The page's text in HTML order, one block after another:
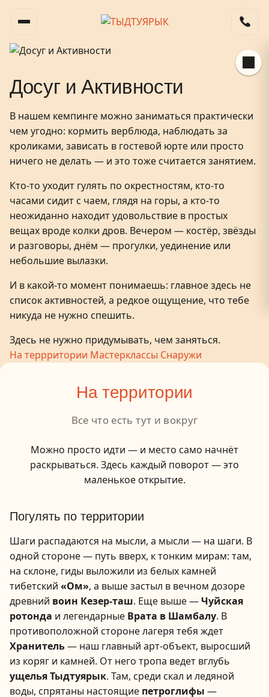
Досуг и Активности
В нашем кемпинге можно заниматься практически
чем угодно: кормить верблюда, наблюдать за
кроликами, зависать в гостевой юрте или просто
ничего не делать — и это тоже считается занятием.
Кто-то уходит гулять по окрестностям, кто-то
часами сидит с чаем, глядя на горы, а кто-то
неожиданно находит удовольствие в простых
вещах вроде колки дров. Вечером — костёр, звёзды
и разговоры, днём — прогулки, уединение или
небольшие вылазки.
И в какой-то момент понимаешь: главное здесь не
список активностей, а редкое ощущение, что тебе
никуда не нужно спешить.
Здесь не нужно придумывать, чем заняться.
На террритории Мастерклассы Снаружи
На территории
Все что есть тут и вокруг
Можно просто идти — и место само начнёт
раскрываться. Здесь каждый поворот — это
маленькое открытие.
Погулять по территории
Шаги распадаются на мысли, а мысли — на шаги. В
одной стороне — путь вверх, к тонким мирам: там,
на склоне, гиды выложили из белых камней
тибетский «Ом», а выше застыл в вечном дозоре
древний воин Кезер-таш. Еще выше —Чуйская
ротонда и легендарные Врата в Шамбалу. В
противоположной стороне лагеря тебя ждет
Хранитель— наш главный арт-объект, выросший
из коряг и камней. От него тропа ведет вглубь
ущелья Тыдтуярык. Там, среди скал и ледяной
воды, спрятаны настоящие петроглифы —